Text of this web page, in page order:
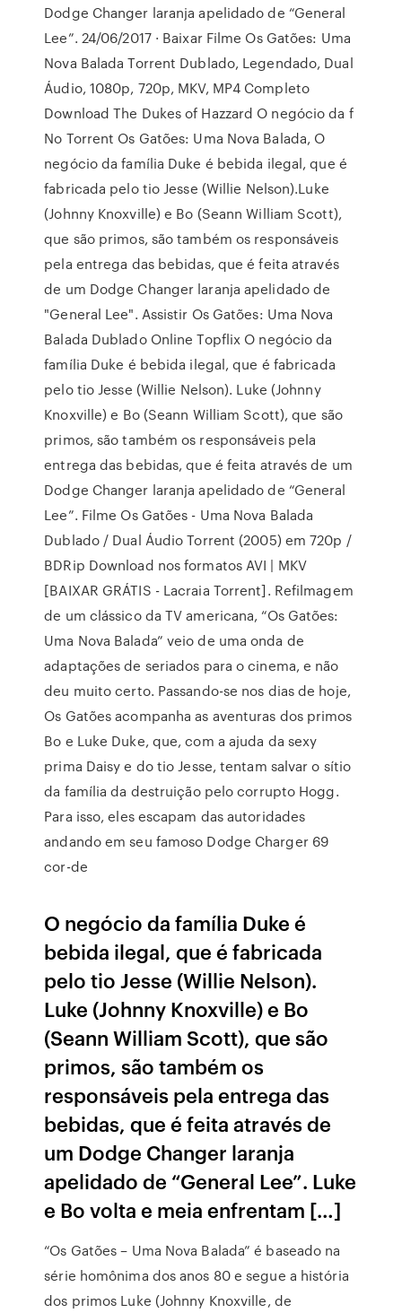
Dodge Changer laranja apelidado de “General
Lee”. 24/06/2017 · Baixar Filme Os Gatões: Uma
Nova Balada Torrent Dublado, Legendado, Dual
Áudio, 1080p, 720p, MKV, MP4 Completo
Download The Dukes of Hazzard O negócio da f
No Torrent Os Gatões: Uma Nova Balada, O
negócio da família Duke é bebida ilegal, que é
fabricada pelo tio Jesse (Willie Nelson).Luke
(Johnny Knoxville) e Bo (Seann William Scott),
que são primos, são também os responsáveis
pela entrega das bebidas, que é feita através
de um Dodge Changer laranja apelidado de
"General Lee". Assistir Os Gatões: Uma Nova
Balada Dublado Online Topflix O negócio da
família Duke é bebida ilegal, que é fabricada
pelo tio Jesse (Willie Nelson). Luke (Johnny
Knoxville) e Bo (Seann William Scott), que são
primos, são também os responsáveis pela
entrega das bebidas, que é feita através de um
Dodge Changer laranja apelidado de “General
Lee”. Filme Os Gatões - Uma Nova Balada
Dublado / Dual Áudio Torrent (2005) em 720p /
BDRip Download nos formatos AVI | MKV
[BAIXAR GRÁTIS - Lacraia Torrent]. Refilmagem
de um clássico da TV americana, “Os Gatões:
Uma Nova Balada” veio de uma onda de
adaptações de seriados para o cinema, e não
deu muito certo. Passando-se nos dias de hoje,
Os Gatões acompanha as aventuras dos primos
Bo e Luke Duke, que, com a ajuda da sexy
prima Daisy e do tio Jesse, tentam salvar o sítio
da família da destruição pelo corrupto Hogg.
Para isso, eles escapam das autoridades
andando em seu famoso Dodge Charger 69
cor-de
O negócio da família Duke é
bebida ilegal, que é fabricada
pelo tio Jesse (Willie Nelson).
Luke (Johnny Knoxville) e Bo
(Seann William Scott), que são
primos, são também os
responsáveis pela entrega das
bebidas, que é feita através de
um Dodge Changer laranja
apelidado de “General Lee”. Luke
e Bo volta e meia enfrentam […]
“Os Gatões – Uma Nova Balada” é baseado na
série homônima dos anos 80 e segue a história
dos primos Luke (Johnny Knoxville, de